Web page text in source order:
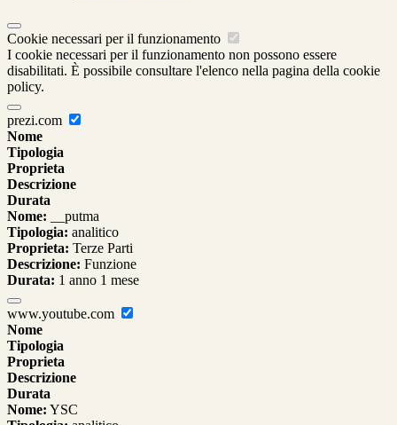
Cookie necessari per il funzionamento
I cookie necessari per il funzionamento non possono essere
disabilitati. È possibile consultare l'elenco nella pagina della cookie
policy.
prezi.com
Nome
Tipologia
Proprieta
Descrizione
Durata
Nome: __putma
Tipologia: analitico
Proprieta: Terze Parti
Descrizione: Funzione
Durata: 1 anno 1 mese
www.youtube.com
Nome
Tipologia
Proprieta
Descrizione
Durata
Nome: YSC